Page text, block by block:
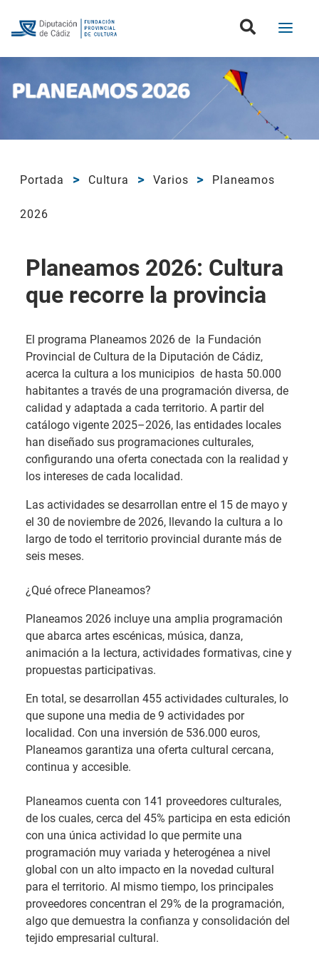
Portada Cultura Varios Planeamos
2026
Planeamos 2026: Cultura
que recorre la provincia
El programa Planeamos 2026 de la Fundación
Provincial de Cultura de la Diputación de Cádiz,
acerca la cultura a los municipios de hasta 50.000
habitantes a través de una programación diversa, de
calidad y adaptada a cada territorio. A partir del
catálogo vigente 2025–2026, las entidades locales
han diseñado sus programaciones culturales,
configurando una oferta conectada con la realidad y
los intereses de cada localidad.
Las actividades se desarrollan entre el 15 de mayo y
el 30 de noviembre de 2026, llevando la cultura a lo
largo de todo el territorio provincial durante más de
seis meses.
¿Qué ofrece Planeamos?
Planeamos 2026 incluye una amplia programación
que abarca artes escénicas, música, danza,
animación a la lectura, actividades formativas, cine y
propuestas participativas.
En total, se desarrollan 455 actividades culturales, lo
que supone una media de 9 actividades por
localidad. Con una inversión de 536.000 euros,
Planeamos garantiza una oferta cultural cercana,
continua y accesible.
Planeamos cuenta con 141 proveedores culturales,
de los cuales, cerca del 45% participa en esta edición
con una única actividad lo que permite una
programación muy variada y heterogénea a nivel
global con un alto impacto en la novedad cultural
para el territorio. Al mismo tiempo, los principales
proveedores concentran el 29% de la programación,
algo que demuestra la confianza y consolidación del
tejido empresarial cultural.